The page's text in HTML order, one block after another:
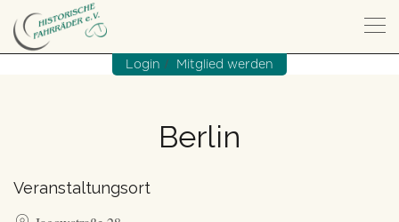
Login / Mitglied werden
Berlin
Veranstaltungsort